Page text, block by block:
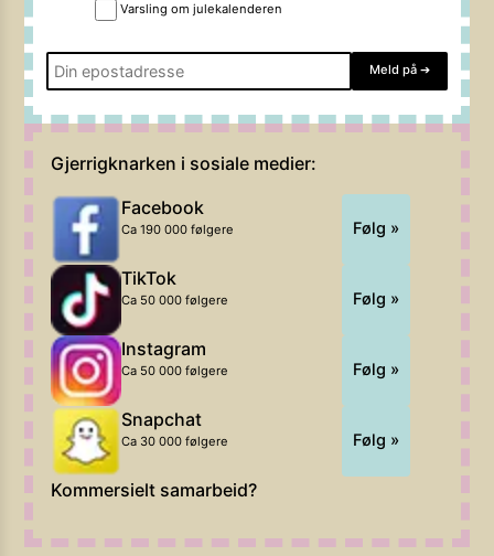
Varsling om julekalenderen
Meld på ➔
Gjerrigknarken i sosiale medier:
Facebook
Ca 190 000 følgere Følg »
TikTok
Ca 50 000 følgere Følg »
Instagram
Ca 50 000 følgere Følg »
Snapchat
Ca 30 000 følgere Følg »
Kommersielt samarbeid?